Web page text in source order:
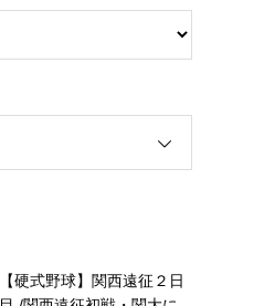
【硬式野球】関西遠征２日